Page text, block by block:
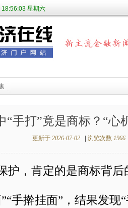
星期六
“手打”竟是商标？“心
更新于 2026-07-02 浏览次数 1966
护，肯定的是商标背
手擀挂面”，结果发现